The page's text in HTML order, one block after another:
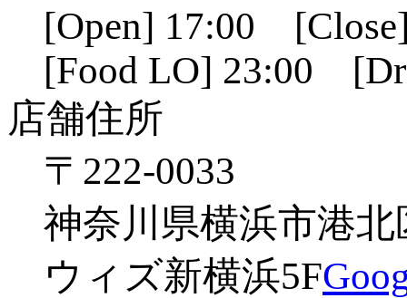
[Open] 17:00
[Food LO] 23:00
店舗住所
〒222-0033
神奈川県横浜市港北
ウィズ新横浜5F